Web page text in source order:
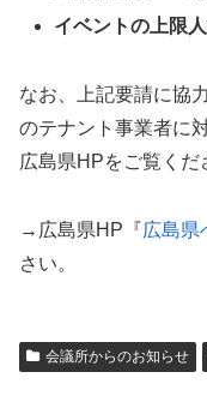
イベントの上限
なお、上記要請に協
のテナント事業者に
広島県HPをご覧くだ
→広島県HP『広島県
さい。
会議所からのお知らせ